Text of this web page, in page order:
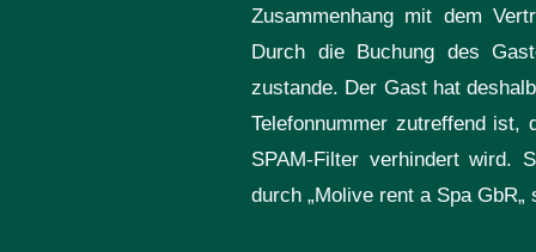
Zusammenhang mit dem
Durch die Buchung des
zustande. Der Gast hat
Telefonnummer zutreffend ist,
SPAM-Filter verhindert wird.
durch „Molive rent a Spa GbR„